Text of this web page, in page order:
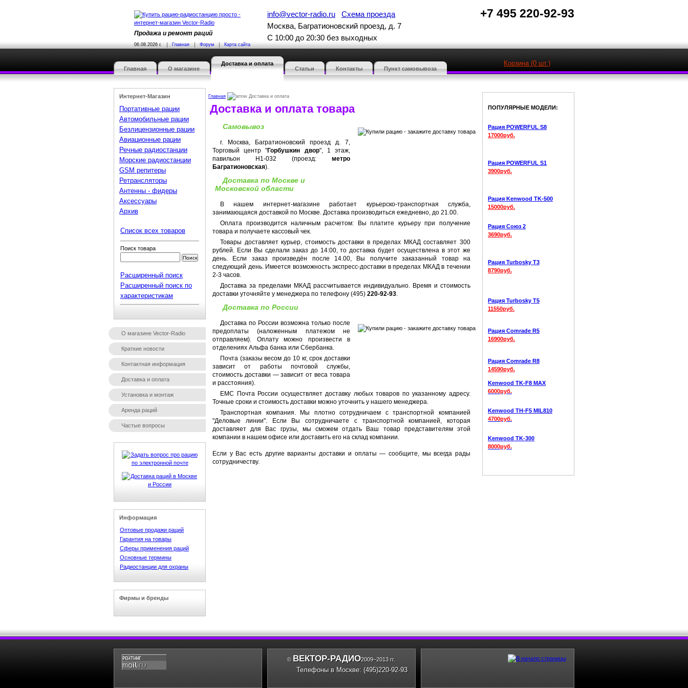
Продажа и ремонт раций
info@vector-radio.ru
Схема проезда
Москва, Багратионовский проезд, д. 7
С 10:00 до 20:30 без выходных
+7 495 220-92-93
06.08.2026 г. Главная Форум Карта сайта
Главная О магазине
Доставка и оплата
Статьи
Контакты Пункт самовывоза
Корзина (0 шт.)
Интернет-Магазин
Портативные рации
Автомобильные рации
Безлицензионные рации
Авиационные рации
Речные радиостанции
Морские радиостанции
GSM репитеры
Ретрансляторы
Антенны - фидеры
Аксессуары
Архив
Список всех товаров
Поиск товара
Расширенный поиск
Расширенный поиск по
характеристикам
О магазине Vector-Radio
Краткие новости
Контактная информация
Доставка и оплата
Установка и монтаж
Аренда раций
Частые вопросы
Информация
Оптовые продажи раций
Гарантия на товары
Сферы применения раций
Основные термины
Радиостанции для охраны
Фирмы и бренды
ПОПУЛЯРНЫЕ МОДЕЛИ:
Рация POWERFUL S8
17000руб.
Рация POWERFUL S1
3900руб.
Рация Kenwood TK-500
15000руб.
Рация Союз 2
3690руб.
Рация Turbosky T3
8790руб.
Рация Turbosky T5
11550руб.
Рация Comrade R5
16900руб.
Рация Comrade R8
14590руб.
Kenwood TK-F8 MAX
6000руб.
Kenwood TH-F5 MIL810
4700руб.
Kenwood TK-300
8000руб.
Главная Доставка и оплата
Доставка и оплата товара
Самовывоз
г. Москва, Багратионовский проезд д. 7,
Торговый центр "Горбушкин двор", 1 этаж,
павильон H1-032 (проезд: метро
Багратионовская).
Доставка по Москве и
Московской области
В нашем интернет-магазине работает курьерско-транспортная служба,
занимающаяся доставкой по Москве. Доставка производиться ежедневно, до 21.00.
Оплата производится наличным расчетом: Вы платите курьеру при получение
товара и получаете кассовый чек.
Товары доставляет курьер, стоимость доставки в пределах МКАД составляет 300
рублей. Если Вы сделали заказ до 14:00, то доставка будет осуществлена в этот же
день. Если заказ произведён после 14.00, Вы получите заказанный товар на
следующий день. Имеется возможность экспресс-доставки в пределах МКАД в течении
2-3 часов.
Доставка за пределами МКАД рассчитывается индивидуально. Время и стоимость
доставки уточняйте у менеджера по телефону (495) 220-92-93.
Доставка по России
Доставка по России возможна только после
предоплаты (наложенным платежом не
отправляем). Оплату можно произвести в
отделениях Альфа банка или Сбербанка.
Почта (заказы весом до 10 кг, срок доставки
зависит от работы почтовой службы,
стоимость доставки — зависит от веса товара
и расстояния).
EMC Почта России осуществляет доставку любых товаров по указанному адресу.
Точные сроки и стоимость доставки можно уточнить у нашего менеджера.
Транспортная компания. Мы плотно сотрудничаем с транспортной компанией
"Деловые линии". Если Вы сотрудничаете с транспортной компанией, которая
доставляет для Вас грузы, мы сможем отдать Ваш товар представителям этой
компании в нашем офисе или доставить его на склад компании.
Если у Вас есть другие варианты доставки и оплаты — сообщите, мы всегда рады
сотрудничеству.
© ВЕКТОР-РАДИО2009–2013 гг.
Телефоны в Москве: (495)220-92-93